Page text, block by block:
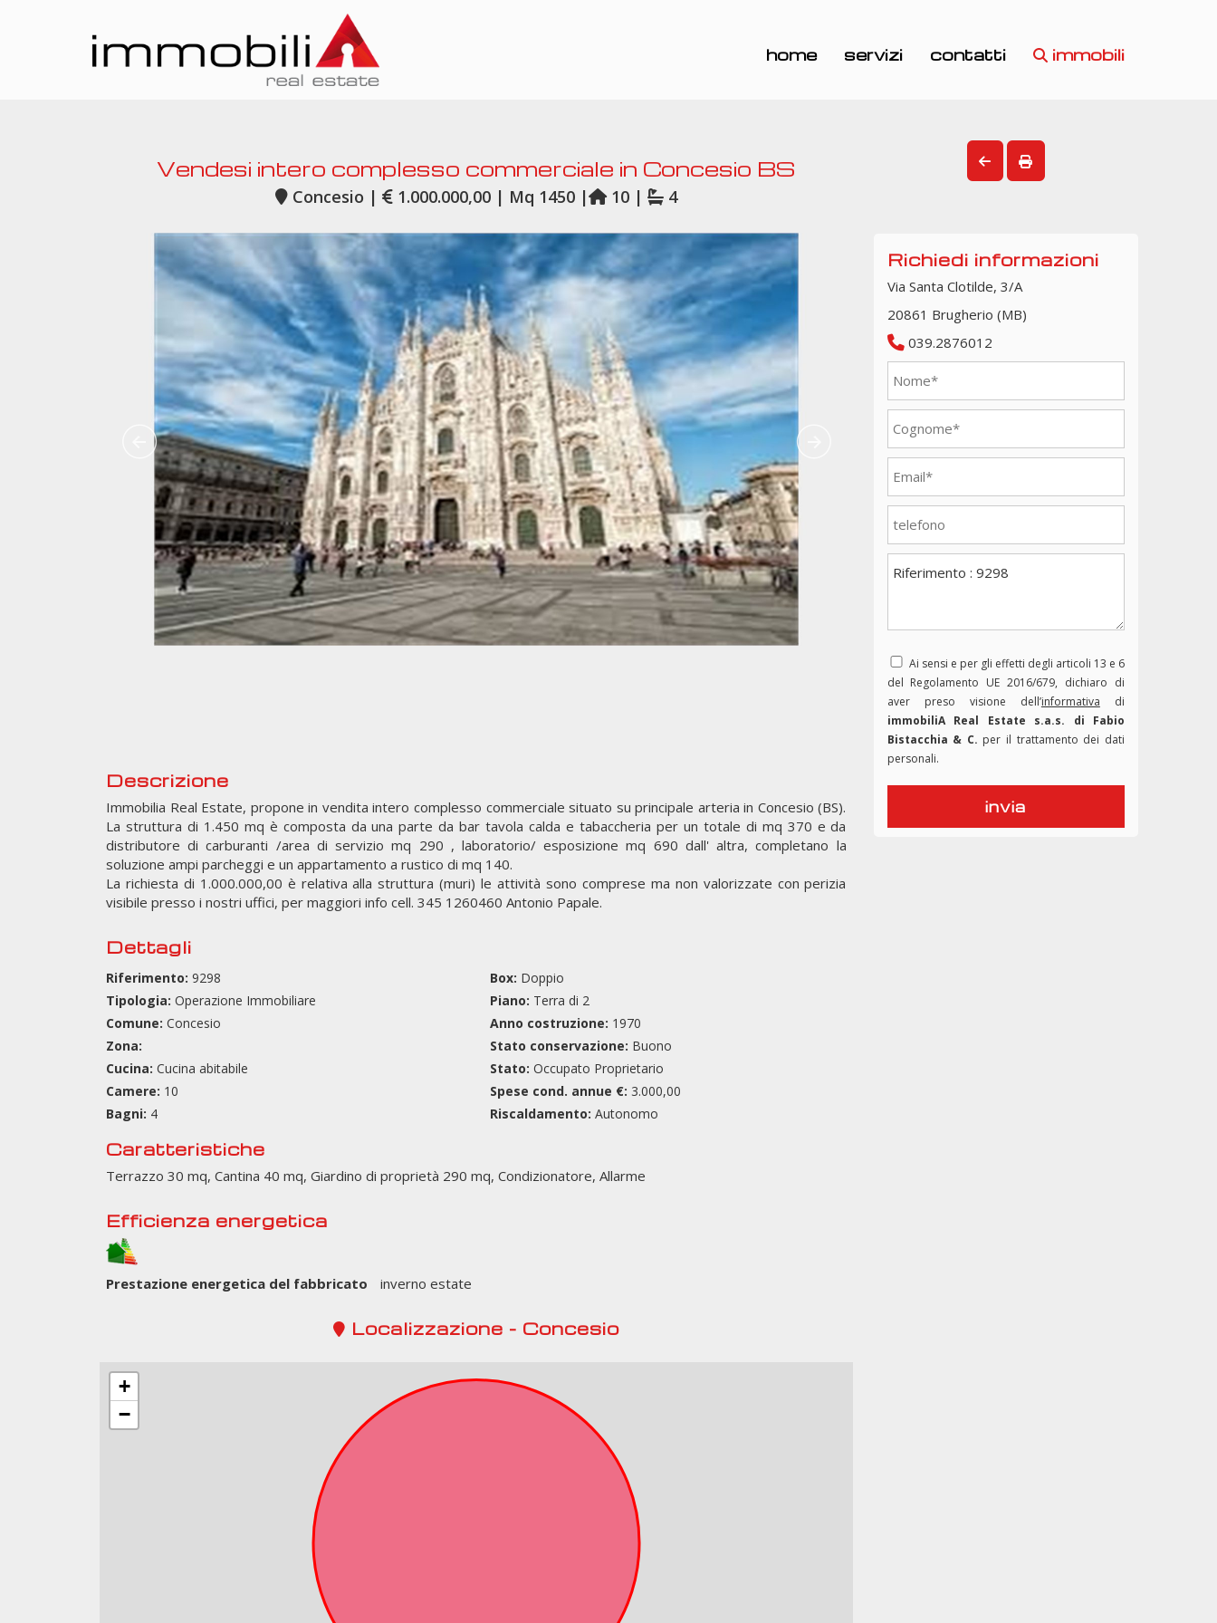
home servizi contatti immobili
Vendesi intero complesso commerciale in Concesio BS
Concesio | 1.000.000,00 | Mq 1450 | 10 | 4
Descrizione
Immobilia Real Estate, propone in vendita intero complesso commerciale situato su principale arteria in Concesio (BS).
La struttura di 1.450 mq è composta da una parte da bar tavola calda e tabaccheria per un totale di mq 370 e da
distributore di carburanti /area di servizio mq 290 , laboratorio/ esposizione mq 690 dall' altra, completano la
soluzione ampi parcheggi e un appartamento a rustico di mq 140.
La richiesta di 1.000.000,00 è relativa alla struttura (muri) le attività sono comprese ma non valorizzate con perizia
visibile presso i nostri uffici, per maggiori info cell. 345 1260460 Antonio Papale.
Dettagli
Riferimento: 9298
Tipologia: Operazione Immobiliare
Comune: Concesio
Zona:
Cucina: Cucina abitabile
Camere: 10
Bagni: 4
Box: Doppio
Piano: Terra di 2
Anno costruzione: 1970
Stato conservazione: Buono
Stato: Occupato Proprietario
Spese cond. annue €: 3.000,00
Riscaldamento: Autonomo
Caratteristiche
Terrazzo 30 mq, Cantina 40 mq, Giardino di proprietà 290 mq, Condizionatore, Allarme
Efficienza energetica
Prestazione energetica del fabbricato inverno estate
Localizzazione - Concesio
Richiedi informazioni
Via Santa Clotilde, 3/A
20861 Brugherio (MB)
039.2876012
Ai sensi e per gli effetti degli articoli 13 e 6
del Regolamento UE 2016/679, dichiaro di
aver preso visione dell’informativa di
immobiliA Real Estate s.a.s. di Fabio
Bistacchia & C. per il trattamento dei dati
personali.